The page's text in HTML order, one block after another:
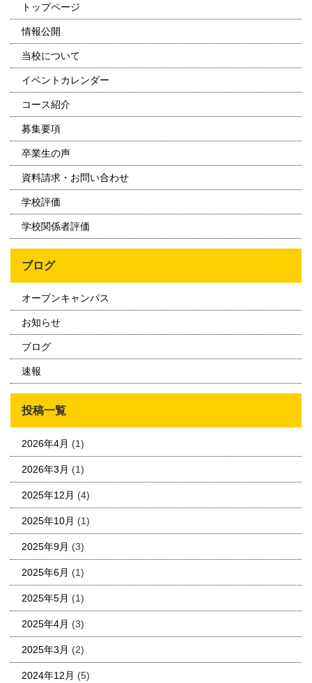
トップページ
情報公開
当校について
イベントカレンダー
コース紹介
募集要項
卒業生の声
資料請求・お問い合わせ
学校評価
学校関係者評価
ブログ
オープンキャンパス
お知らせ
ブログ
速報
投稿一覧
2026年4月 (1)
2026年3月 (1)
2025年12月 (4)
2025年10月 (1)
2025年9月 (3)
2025年6月 (1)
2025年5月 (1)
2025年4月 (3)
2025年3月 (2)
2024年12月 (5)